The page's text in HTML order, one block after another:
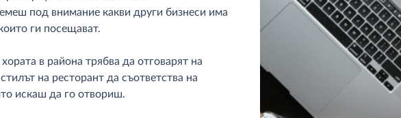
под внимание какви други бизнеси има
ги посещават.
в района трябва да отговарят на
на ресторант да съответства на
искаш да го отвориш.